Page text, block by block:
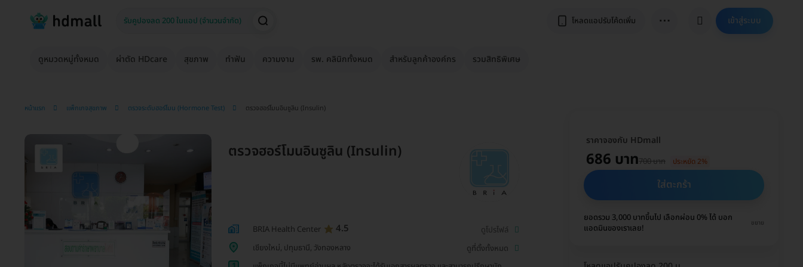
โหลดแอปรับโค้ดเพิ่ม ⋯ เข้าสู่ระบบ
ดูหมวดหมู่ทั้งหมด ผ่าตัด HDcare สุขภาพ ทำฟัน ความงาม รพ. คลินิกทั้งหมด สำหรับลูกค้าองค์กร รวมสิทธิพิเศษ
หน้าแรก แพ็กเกจสุขภาพ ตรวจระดับฮอร์โมน (Hormone Test) ตรวจฮอร์โมนอินซูลิน (Insulin)
ตรวจฮอร์โมนอินซูลิน (Insulin)
BRIA Health Center 4.5
ดูโปรไฟล์
เชียงใหม่, ปทุมธานี, วังทองหลาง
ดูที่ตั้งทั้งหมด
ราคาจองกับ HDmall
686 บาท700 บาท ประหยัด 2%
ใส่ตะกร้า
ยอดรวม 3,000 บาทขึ้นไป เลือกผ่อน 0% ได้ บอก
แอดมินของเราเลย!
ขยาย